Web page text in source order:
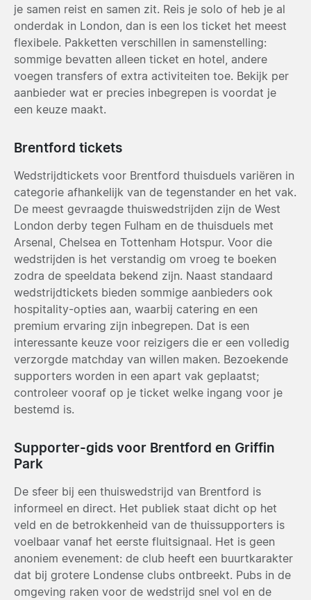
je samen reist en samen zit. Reis je solo of heb je al
onderdak in London, dan is een los ticket het meest
flexibele. Pakketten verschillen in samenstelling:
sommige bevatten alleen ticket en hotel, andere
voegen transfers of extra activiteiten toe. Bekijk per
aanbieder wat er precies inbegrepen is voordat je
een keuze maakt.
Brentford tickets
Wedstrijdtickets voor Brentford thuisduels variëren in
categorie afhankelijk van de tegenstander en het vak.
De meest gevraagde thuiswedstrijden zijn de West
London derby tegen Fulham en de thuisduels met
Arsenal, Chelsea en Tottenham Hotspur. Voor die
wedstrijden is het verstandig om vroeg te boeken
zodra de speeldata bekend zijn. Naast standaard
wedstrijdtickets bieden sommige aanbieders ook
hospitality-opties aan, waarbij catering en een
premium ervaring zijn inbegrepen. Dat is een
interessante keuze voor reizigers die er een volledig
verzorgde matchday van willen maken. Bezoekende
supporters worden in een apart vak geplaatst;
controleer vooraf op je ticket welke ingang voor je
bestemd is.
Supporter-gids voor Brentford en Griffin
Park
De sfeer bij een thuiswedstrijd van Brentford is
informeel en direct. Het publiek staat dicht op het
veld en de betrokkenheid van de thuissupporters is
voelbaar vanaf het eerste fluitsignaal. Het is geen
anoniem evenement: de club heeft een buurtkarakter
dat bij grotere Londense clubs ontbreekt. Pubs in de
omgeving raken voor de wedstrijd snel vol en de